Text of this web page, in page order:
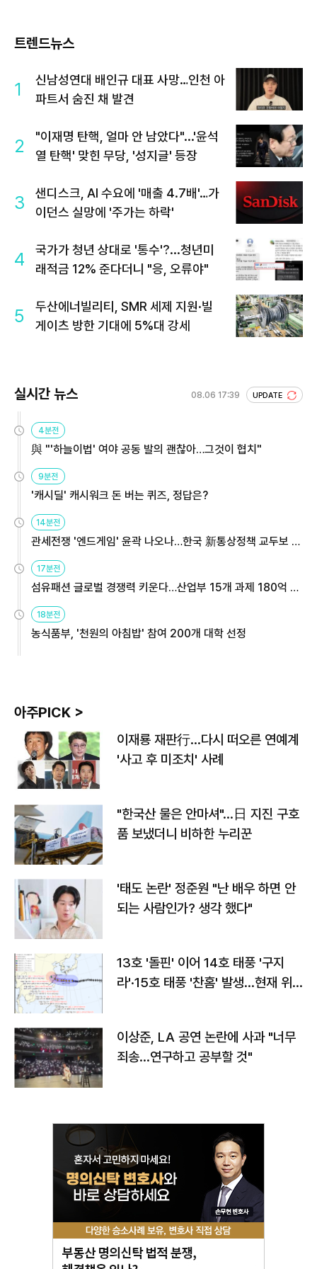
트렌드뉴스
1
신남성연대 배인규 대표 사망…인천 아
파트서 숨진 채 발견
2
"이재명 탄핵, 얼마 안 남았다"...'윤석
열 탄핵' 맞힌 무당, '성지글' 등장
3
샌디스크, AI 수요에 '매출 4.7배'…가
이던스 실망에 '주가는 하락'
4
국가가 청년 상대로 '통수'?...청년미
래적금 12% 준다더니 "응, 오류야"
5
두산에너빌리티, SMR 세제 지원·빌
게이츠 방한 기대에 5%대 강세
실시간 뉴스 08.06 17:39 UPDATE
4분전
與 "'하늘이법' 여야 공동 발의 괜찮아…그것이 협치"
9분전
'캐시딜' 캐시워크 돈 버는 퀴즈, 정답은?
14분전
관세전쟁 '엔드게임' 윤곽 나오나…한국 新통상정책 교두보 활
용해야
17분전
섬유패션 글로벌 경쟁력 키운다…산업부 15개 과제 180억 지
원
18분전
농식품부, '천원의 아침밥' 참여 200개 대학 선정
아주PICK >
이재룡 재판行…다시 떠오른 연예계
'사고 후 미조치' 사례
"한국산 물은 안마셔"…日 지진 구호
품 보냈더니 비하한 누리꾼
'태도 논란' 정준원 "난 배우 하면 안
되는 사람인가? 생각 했다"
13호 '돌핀' 이어 14호 태풍 '구지
라'·15호 태풍 '찬홈' 발생…현재 위
이상준, LA 공연 논란에 사과 "너무
죄송…연구하고 공부할 것"